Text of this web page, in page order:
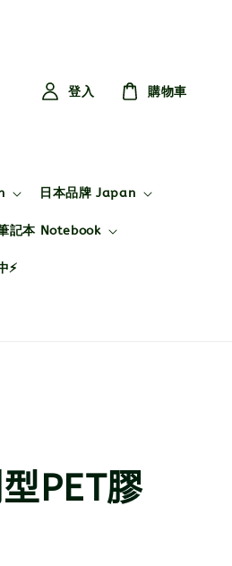
日本品牌 Japan
記本 Notebook
⚡
登入 購物車
PET膠